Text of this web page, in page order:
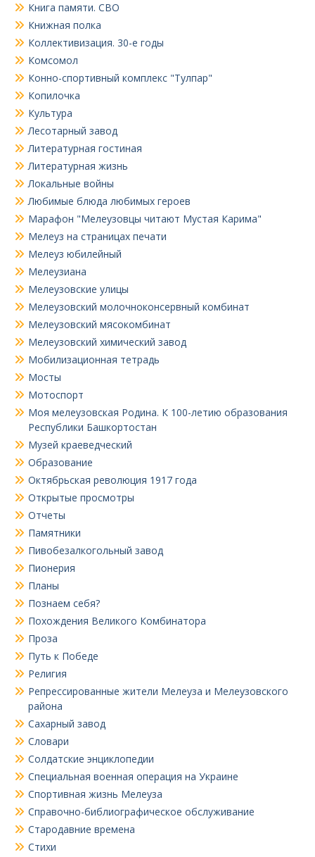
Книга памяти. СВО
Книжная полка
Коллективизация. 30-е годы
Комсомол
Конно-спортивный комплекс "Тулпар"
Копилочка
Культура
Лесотарный завод
Литературная гостиная
Литературная жизнь
Локальные войны
Любимые блюда любимых героев
Марафон "Мелеузовцы читают Мустая Карима"
Мелеуз на страницах печати
Мелеуз юбилейный
Мелеузиана
Мелеузовские улицы
Мелеузовский молочноконсервный комбинат
Мелеузовский мясокомбинат
Мелеузовский химический завод
Мобилизационная тетрадь
Мосты
Мотоспорт
Моя мелеузовская Родина. К 100-летию образования
Республики Башкортостан
Музей краеведческий
Образование
Октябрьская революция 1917 года
Открытые просмотры
Отчеты
Памятники
Пивобезалкогольный завод
Пионерия
Планы
Познаем себя?
Похождения Великого Комбинатора
Проза
Путь к Победе
Религия
Репрессированные жители Мелеуза и Мелеузовского
района
Сахарный завод
Словари
Солдатские энциклопедии
Специальная военная операция на Украине
Спортивная жизнь Мелеуза
Справочно-библиографическое обслуживание
Стародавние времена
Стихи